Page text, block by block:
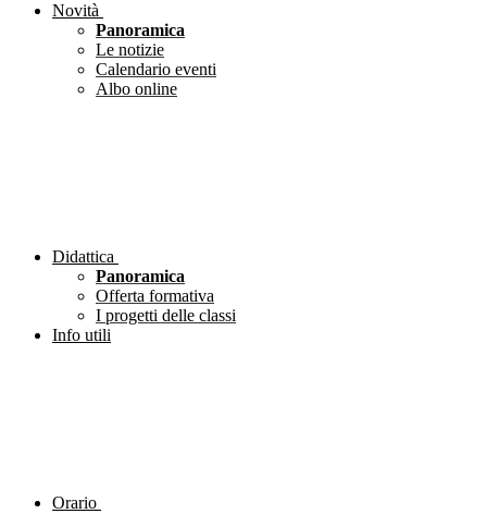
Novità
Panoramica
Le notizie
Calendario eventi
Albo online
Didattica
Panoramica
Offerta formativa
I progetti delle classi
Info utili
Orario